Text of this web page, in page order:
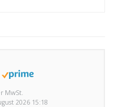
MwSt.
2026 15:18